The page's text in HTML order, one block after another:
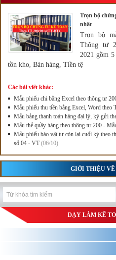
Trọn bộ
nhất
Trọn bộ
Thông tư
2021 gồm
tồn kho, Bán hàng, Tiền tệ
Các bài viết khác:
Mẫu phiếu chi bằng Excel theo thông tư
Mẫu phiếu thu tiền bằng Excel, Word theo
Mẫu bảng thanh toán hàng đại lý, ký gửi
Mẫu thẻ quầy hàng theo thông tư 200 -
Mẫu phiếu báo vật tư còn lại cuối kỳ theo
số 04 - VT(06/10)
GIỚI THIỆU
DẠY LÀM KẾ